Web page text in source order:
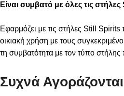
Είναι συμβατό με όλες τις
Εφαρμόζει με τις στήλες Still Spirits
οικιακή χρήση με τους
τη συμβατότητα με τον τύπο στήλης
Συχνά